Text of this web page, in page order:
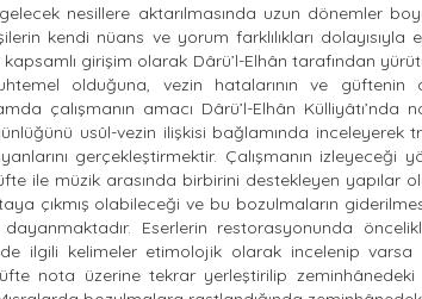
nesillere aktarılmasında uzun dönemler
kendi nüans ve yorum farklılıkları dolayısıyla
girişim olarak Dârü’l-Elhân tarafından
olduğuna, vezin hatalarının ve
çalışmanın amacı Dârü’l-Elhân
usûl-vezin ilişkisi bağlamında inceleyerek
gerçekleştirmektir. Çalışmanın
ile müzik arasında birbirini destekleyen yapılar
çıkmış olabileceği ve bu bozulmaların
dayanmaktadır. Eserlerin restorasyonunda
ilgili kelimeler etimolojik olarak incelenip
nota üzerine tekrar yerleştirilip